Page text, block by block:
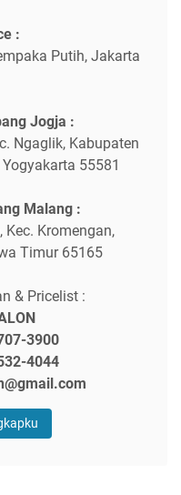
:
Putih, Jakarta
Jogja :
Ngaglik, Kabupaten
55581
Malang :
Kec. Kromengan,
Timur 65165
& Pricelist :
3900
4044